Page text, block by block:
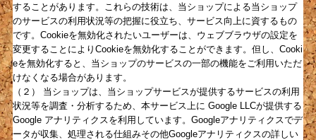
することがあります。これらの技術は、当ショップによる当ショップ
のサービスの利用状況等の把握に役立ち、サービス向上に資するもの
です。Cookieを無効化されたいユーザーは、ウェブブラウザの設定を
変更することによりCookieを無効化することができます。但し、Cooki
eを無効化すると、当ショップのサービスの一部の機能をご利用いただ
けなくなる場合があります。
（２） 当ショップは、当ショップサービスが提供するサービスの利用
状況等を調査・分析するため、本サービス上に Google LLCが提供する
Google アナリティクスを利用しています。Googleアナリティクスでデ
ータが収集、処理される仕組みその他Googleアナリティクスの詳しい